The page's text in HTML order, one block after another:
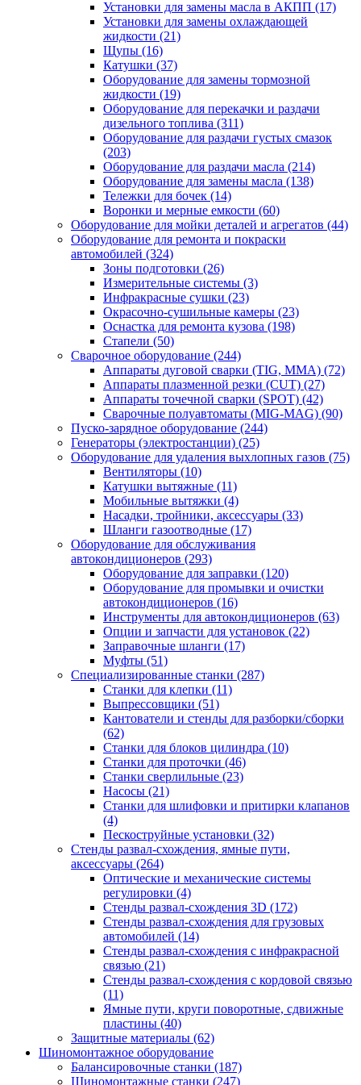
Установки для замены масла в АКПП (17)
Установки для замены охлаждающей
жидкости (21)
Щупы (16)
Катушки (37)
Оборудование для замены тормозной
жидкости (19)
Оборудование для перекачки и раздачи
дизельного топлива (311)
Оборудование для раздачи густых смазок
(203)
Оборудование для раздачи масла (214)
Оборудование для замены масла (138)
Тележки для бочек (14)
Воронки и мерные емкости (60)
Оборудование для мойки деталей и агрегатов (44)
Оборудование для ремонта и покраски
автомобилей (324)
Зоны подготовки (26)
Измерительные системы (3)
Инфракрасные сушки (23)
Окрасочно-сушильные камеры (23)
Оснастка для ремонта кузова (198)
Стапели (50)
Сварочное оборудование (244)
Аппараты дуговой сварки (TIG, MMA) (72)
Аппараты плазменной резки (CUT) (27)
Аппараты точечной сварки (SPOT) (42)
Сварочные полуавтоматы (MIG-MAG) (90)
Пуско-зарядное оборудование (244)
Генераторы (электростанции) (25)
Оборудование для удаления выхлопных газов (75)
Вентиляторы (10)
Катушки вытяжные (11)
Мобильные вытяжки (4)
Насадки, тройники, аксессуары (33)
Шланги газоотводные (17)
Оборудование для обслуживания
автокондиционеров (293)
Оборудование для заправки (120)
Оборудование для промывки и очистки
автокондиционеров (16)
Инструменты для автокондиционеров (63)
Опции и запчасти для установок (22)
Заправочные шланги (17)
Муфты (51)
Специализированные станки (287)
Станки для клепки (11)
Выпрессовщики (51)
Кантователи и стенды для разборки/сборки
(62)
Станки для блоков цилиндра (10)
Станки для проточки (46)
Станки сверлильные (23)
Насосы (21)
Станки для шлифовки и притирки клапанов
(4)
Пескоструйные установки (32)
Стенды развал-схождения, ямные пути,
аксессуары (264)
Оптические и механические системы
регулировки (4)
Стенды развал-схождения 3D (172)
Стенды развал-схождения для грузовых
автомобилей (14)
Стенды развал-схождения с инфракрасной
связью (21)
Стенды развал-схождения с кордовой связью
(11)
Ямные пути, круги поворотные, сдвижные
пластины (40)
Защитные материалы (62)
Шиномонтажное оборудование
Балансировочные станки (187)
Шиномонтажные станки (247)